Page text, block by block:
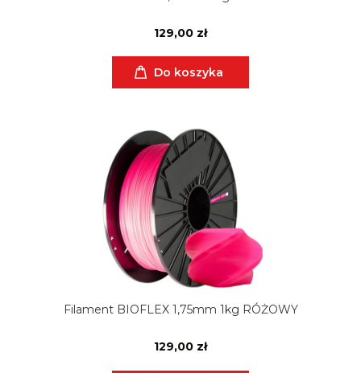
129,00 zł
Do koszyka
Filament BIOFLEX 1,75mm 1kg RÓŻOWY
129,00 zł